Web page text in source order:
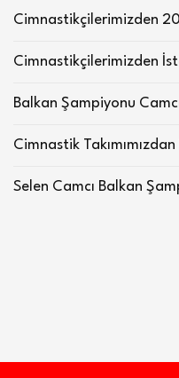
Cimnastikçilerimizden
Cimnastikçilerimizden
Balkan Şampiyonu
Cimnastik
Selen Camcı Balkan